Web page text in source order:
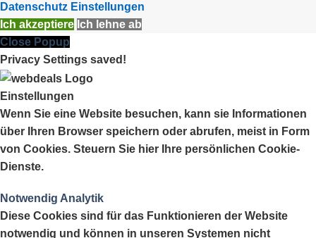
Datenschutz Einstellungen
Ich akzeptiere Ich lehne ab
Close Popup
Privacy Settings saved!
Einstellungen
Wenn Sie eine Website besuchen, kann sie Informationen
über Ihren Browser speichern oder abrufen, meist in Form
von Cookies. Steuern Sie hier Ihre persönlichen Cookie-
Dienste.
Notwendig Analytik
Diese Cookies sind für das Funktionieren der Website
notwendig und können in unseren Systemen nicht